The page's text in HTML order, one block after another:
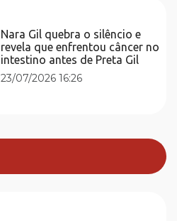
Nara Gil quebra o silêncio e
revela que enfrentou câncer no
intestino antes de Preta Gil
23/07/2026 16:26